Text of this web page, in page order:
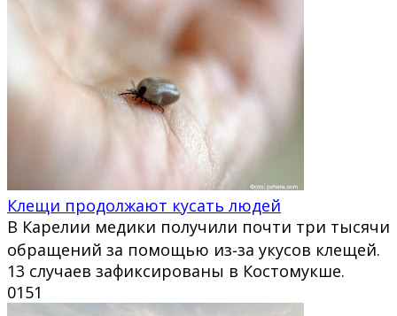
Клещи продолжают кусать людей
В Карелии медики получили почти три тысячи
обращений за помощью из‑за укусов клещей.
13 случаев зафиксированы в Костомукше.
0151